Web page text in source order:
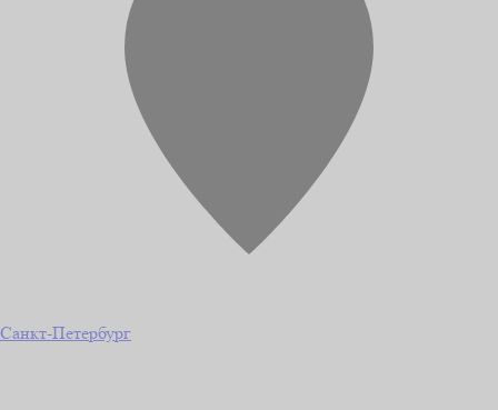
Санкт-Петербург